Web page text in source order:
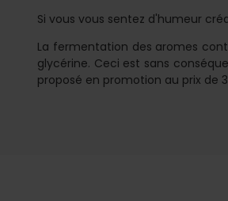
Si vous vous sentez d'humeur
La fermentation des aromes
glycérine. Ceci est sans
proposé en promotion au prix de